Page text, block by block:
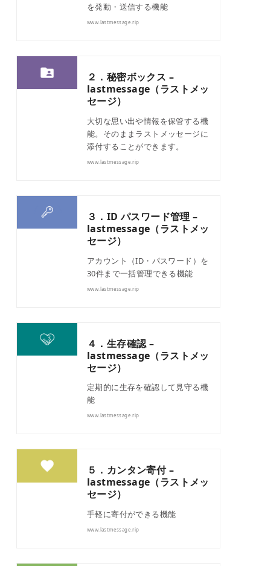
を発動・送信する機能
www.lastmessage.rip
２．秘密ボックス –
lastmessage（ラストメッ
セージ）
大切な思い出や情報を保管する機
能。そのままラストメッセージに
添付することができます。
www.lastmessage.rip
３．ID パスワード管理 –
lastmessage（ラストメッ
セージ）
アカウント（ID・パスワード）を
30件まで一括管理できる機能
www.lastmessage.rip
４．生存確認 –
lastmessage（ラストメッ
セージ）
定期的に生存を確認して見守る機
能
www.lastmessage.rip
５．カンタン寄付 –
lastmessage（ラストメッ
セージ）
手軽に寄付ができる機能
www.lastmessage.rip